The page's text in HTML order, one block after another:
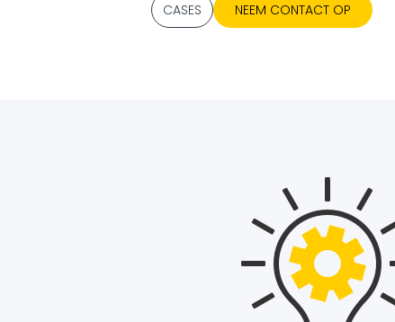
CASES NEEM CONTACT OP